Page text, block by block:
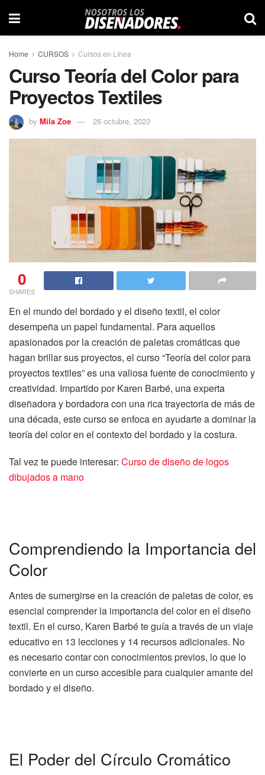
Home CURSOS Cursos en Línea
Curso Teoría del Color para
Proyectos Textiles
by Mila Zoe 26 octubre, 2023
0
SHARES
En el mundo del bordado y el diseño textil, el color
desempeña un papel fundamental. Para aquellos
apasionados por la creación de paletas cromáticas que
hagan brillar sus proyectos, el curso “Teoría del color para
proyectos textiles” es una valiosa fuente de conocimiento y
creatividad. Impartido por Karen Barbé, una experta
diseñadora y bordadora con una rica trayectoria de más de
una década, este curso se enfoca en ayudarte a dominar la
teoría del color en el contexto del bordado y la costura.
Tal vez te puede interesar: Curso de diseño de logos
dibujados a mano
Comprendiendo la Importancia del
Color
Antes de sumergirse en la creación de paletas de color, es
esencial comprender la importancia del color en el diseño
textil. En el curso, Karen Barbé te guía a través de un viaje
educativo en 13 lecciones y 14 recursos adicionales. No
es necesario contar con conocimientos previos, lo que lo
convierte en un curso accesible para cualquier amante del
bordado y el diseño.
El Poder del Círculo Cromático